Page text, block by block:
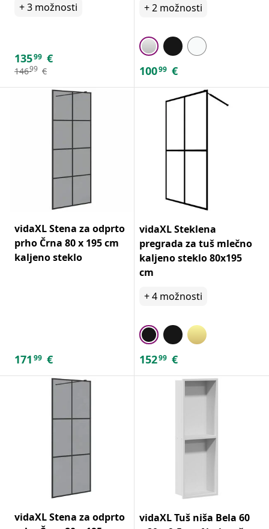
+3 možnosti
13599 €
14699 €
+2 možnosti
10099 €
vidaXL Stena za odprto
prho Črna 80 x 195 cm
kaljeno steklo
171 99 €
vidaXL Steklena
pregrada za tuš mlečno
kaljeno steklo 80x195
cm
+4 možnosti
15299 €
vidaXL Stena za odprto
vidaXL Tuš niša Bela 60